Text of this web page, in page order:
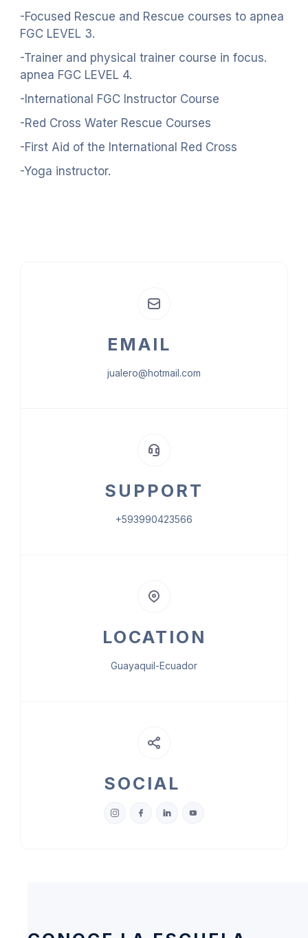
-Focused Rescue and Rescue courses to apnea
FGC LEVEL 3.
-Trainer and physical trainer course in focus.
apnea FGC LEVEL 4.
-International FGC Instructor Course
-Red Cross Water Rescue Courses
-First Aid of the International Red Cross
-Yoga instructor.
EMAIL
jualero@hotmail.com
SUPPORT
+593990423566
LOCATION
Guayaquil-Ecuador
SOCIAL